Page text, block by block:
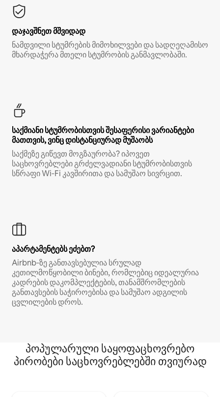
დაჯავშნეთ მშვიდად
ნამდვილი სტუმრების მიმოხილვები და სადღეღამისო
მხარდაჭერა მთელი სტუმრობის განმავლობაში.
საქმიანი სტუმრობისთვის შესაფერისი ვარიანტები
მათთვის, ვინც დისტანციურად მუშაობს
საქმეზე გიწევთ მოგზაურობა? იპოვეთ
საცხოვრებლები გრძელვადიანი სტუმრობისთვის
სწრაფი Wi‑Fi კავშირითა და სამუშაო სივრცით.
აპარტამენტებს ეძებთ?
Airbnb‑ზე განთავსებულია სრულად
კეთილმოწყობილი ბინები, რომლებიც იდეალურია
კადრების დაკომპლექტების, თანამშრომლების
განთავსების საჭიროებისა და სამუშაო ადგილის
ცვლილების დროს.
პოპულარული საყოფაცხოვრებო
პირობები საცხოვრებლებში თვიურად